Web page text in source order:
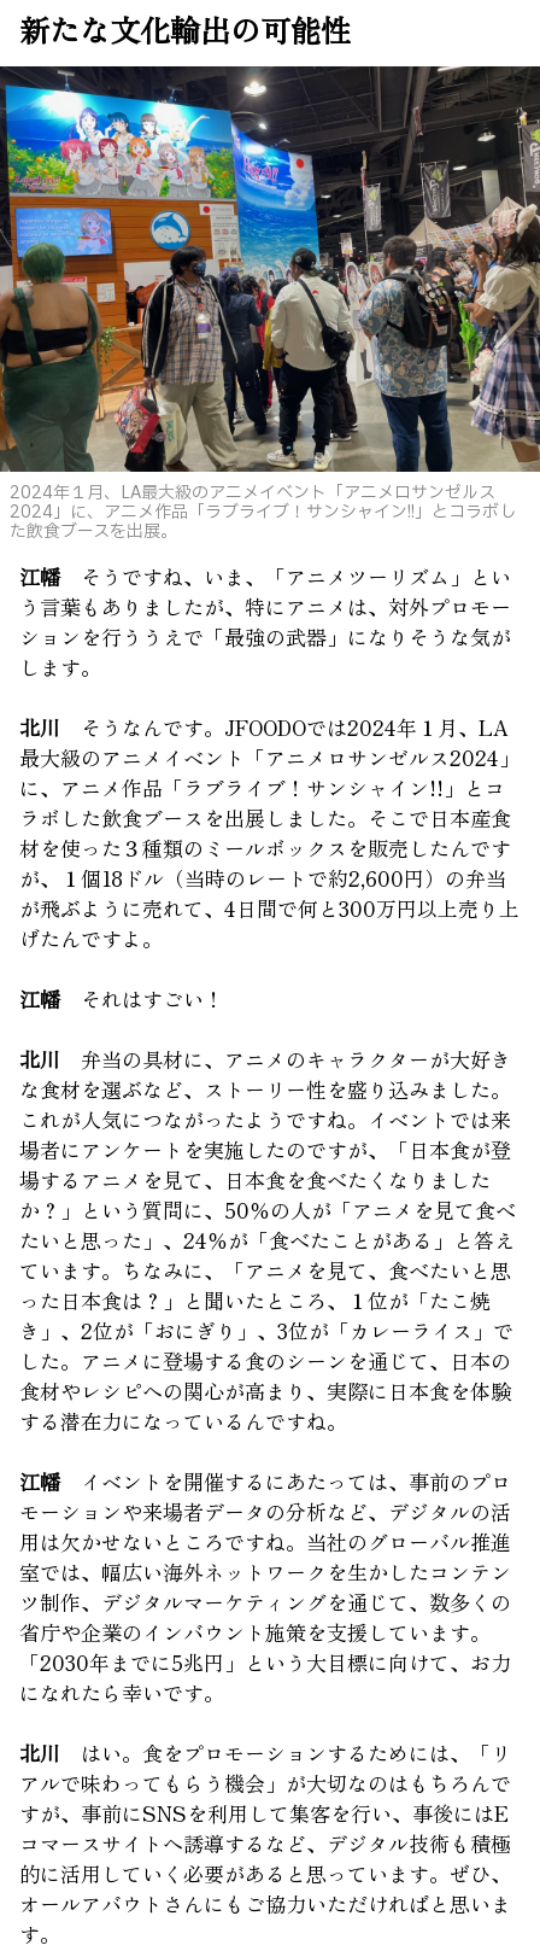
新たな文化輸出の可能性
2024年１月、LA最大級のアニメイベント「アニメロサンゼルス
2024」に、アニメ作品「ラブライブ！サンシャイン!!」とコラボし
た飲食ブースを出展。
江幡そうですね、いま、「アニメツーリズム」とい
う言葉もありましたが、特にアニメは、対外プロモー
ションを行ううえで「最強の武器」になりそうな気が
します。
北川 そうなんです。JFOODOでは2024年１月、LA
最大級のアニメイベント「アニメロサンゼルス2024」
に、アニメ作品「ラブライブ！サンシャイン!!」とコ
ラボした飲食ブースを出展しました。そこで日本産食
材を使った３種類のミールボックスを販売したんです
が、１個18ドル（当時のレートで約2,600円）の弁当
が飛ぶように売れて、4日間で何と300万円以上売り上
げたんですよ。
江幡それはすごい！
北川 弁当の具材に、アニメのキャラクターが大好き
な食材を選ぶなど、ストーリー性を盛り込みました。
これが人気につながったようですね。イベントでは来
場者にアンケートを実施したのですが、「日本食が登
場するアニメを見て、日本食を食べたくなりました
か？」という質問に、50％の人が「アニメを見て食べ
たいと思った」、24％が「食べたことがある」と答え
ています。ちなみに、「アニメを見て、食べたいと思
った日本食は？」と聞いたところ、１位が「たこ焼
き」、2位が「おにぎり」、3位が「カレーライス」で
した。アニメに登場する食のシーンを通じて、日本の
食材やレシピへの関心が高まり、実際に日本食を体験
する潜在力になっているんですね。
江幡イベントを開催するにあたっては、事前のプロ
モーションや来場者データの分析など、デジタルの活
用は欠かせないところですね。当社のグローバル推進
室では、幅広い海外ネットワークを生かしたコンテン
ツ制作、デジタルマーケティングを通じて、数多くの
省庁や企業のインバウント施策を支援しています。
「2030年までに5兆円」という大目標に向けて、お力
になれたら幸いです。
北川 はい。食をプロモーションするためには、「リ
アルで味わってもらう機会」が大切なのはもちろんで
すが、事前にSNSを利用して集客を行い、事後にはE
コマースサイトへ誘導するなど、デジタル技術も積極
的に活用していく必要があると思っています。ぜひ、
オールアバウトさんにもご協力いただければと思いま
す。